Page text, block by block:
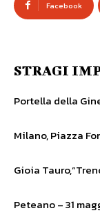
Facebook
STRAGI
Portella della
Milano, Piazza
Gioia
Peteano – 31